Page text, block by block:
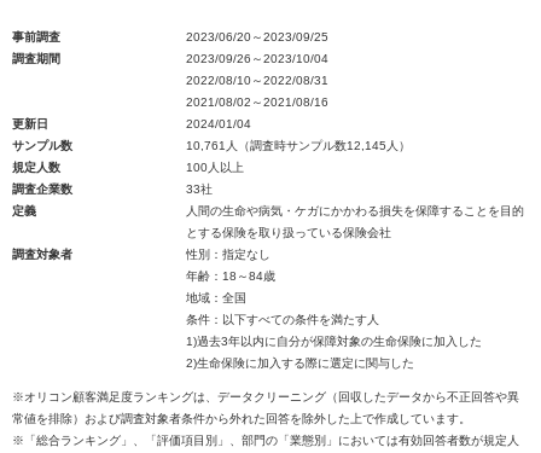
事前調査
2023/06/20～2023/09/25
調査期間
2023/09/26～2023/10/04
2022/08/10～2022/08/31
2021/08/02～2021/08/16
更新日
2024/01/04
サンプル数
10,761人（調査時サンプル数12,145人）
規定人数
100人以上
調査企業数
33社
定義
人間の生命や病気・ケガにかかわる損失を保障することを目的
とする保険を取り扱っている保険会社
調査対象者
性別：指定なし
年齢：18～84歳
地域：全国
条件：以下すべての条件を満たす人
1)過去3年以内に自分が保障対象の生命保険に加入した
2)生命保険に加入する際に選定に関与した
※オリコン顧客満足度ランキングは、データクリーニング（回収したデータから不正回答や異
常値を排除）および調査対象者条件から外れた回答を除外した上で作成しています。
※「総合ランキング」、「評価項目別」、部門の「業態別」においては有効回答者数が規定人